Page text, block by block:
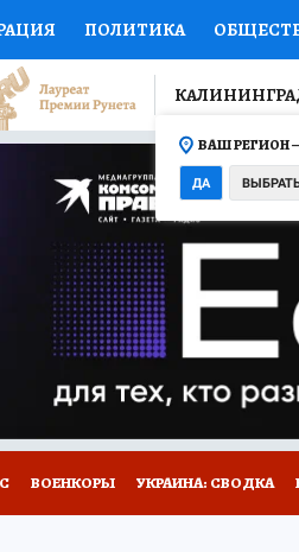
ПОЛИТИКА
СПОРТ КОЛУМНИСТЫ
ФИНАНСЫ ОТКРЫВАЕМ
НА СПОРТ ПРОМОКОДЫ
ТЕЛЕВИЗОР
НОВОЕ НА САЙТЕ
ВАШ РЕГИОН
ДА
ВОЕНКОРЫ УКРАИНА: СВОДКА